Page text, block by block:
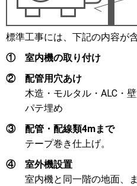
標準工事には、下記の内容が
①
室内機の取り付け
②
配管用穴あけ
木造・モルタル・ALC・
パテ埋め
③
配管・配線類4mまで
テープ巻き仕上げ。
④
室外機設置
室内機と同一階の地面、